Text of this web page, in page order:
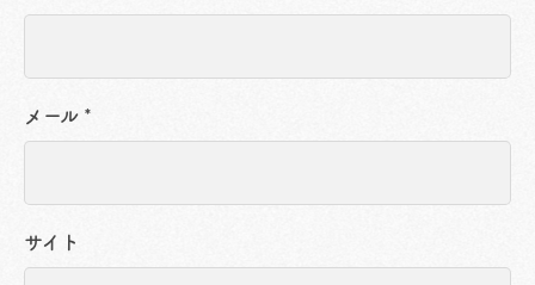
メール *
サイト